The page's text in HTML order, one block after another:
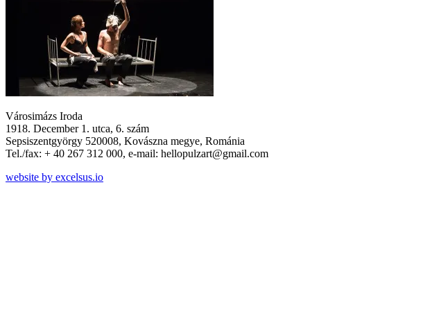
Városimázs Iroda
1918. December 1. utca, 6. szám
Sepsiszentgyörgy 520008, Kovászna megye, Románia
Tel./fax: + 40 267 312 000, e-mail: hellopulzart@gmail.com
website by excelsus.io